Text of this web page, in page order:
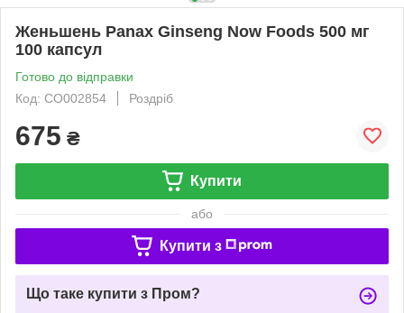
Женьшень Panax Ginseng Now Foods 500 мг
100 капсул
Готово до відправки
Код: CO002854
Роздріб
675 ₴
Купити
або
Купити з
Що таке купити з Пром?